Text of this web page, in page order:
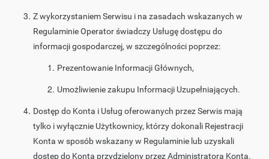
Z wykorzystaniem Serwisu i na zasadach wskazanych w
Regulaminie Operator świadczy Usługę dostępu do
informacji gospodarczej, w szczególności poprzez:
Prezentowanie Informacji Głównych,
Umożliwienie zakupu Informacji Uzupełniających.
Dostęp do Konta i Usług oferowanych przez Serwis mają
tylko i wyłącznie Użytkownicy, którzy dokonali Rejestracji
Konta w sposób wskazany w Regulaminie lub uzyskali
dostęp do Konta przydzielony przez Administratora Konta.